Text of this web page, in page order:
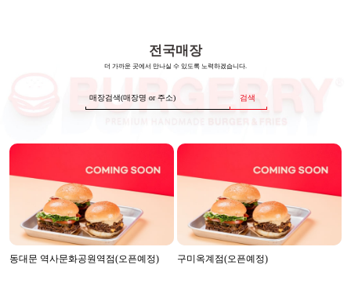
전국매장
더 가까운 곳에서 만나실 수 있도록 노력하겠습니다.
검색
동대문 역사문화공원역점(오픈예정) 구미옥계점(오픈예정)